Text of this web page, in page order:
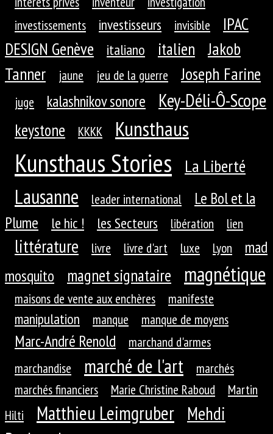
investissements
investisseurs invisible
IPAC
DESIGN Genève
italiano italien
Jakob
Tanner
jaune jeu de la guerre Joseph Farine
juge kalashnikov sonore Key-Déli-Ô-Scope
keystone KKKK Kunsthaus
Kunsthaus Stories La Liberté
Lausanne leader international
Le Bol et la
Plume
le hic ! les Secteurs libération lien
littérature livre livre d'art luxe Lyon
mad
mosquito
magnet signataire magnétique
maisons de vente aux enchères manifeste
manipulation manque manque de moyens
Marc-André Renold
marchand d'armes
marchandise
marché de l'art
marchés
marchés financiers
Marie Christine Raboud
Martin
Hilti
Matthieu Leimgruber
Mehdi